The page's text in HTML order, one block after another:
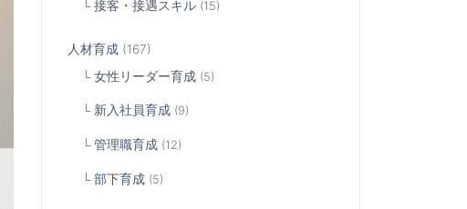
接客・接遇スキル (15)
人材育成 (167)
女性リーダー育成 (5)
新入社員育成 (9)
管理職育成 (12)
部下育成 (5)